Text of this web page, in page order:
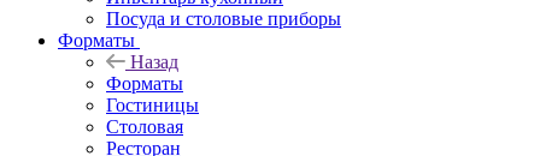
Посуда и столовые приборы
Форматы
Назад
Форматы
Гостиницы
Столовая
Ресторан